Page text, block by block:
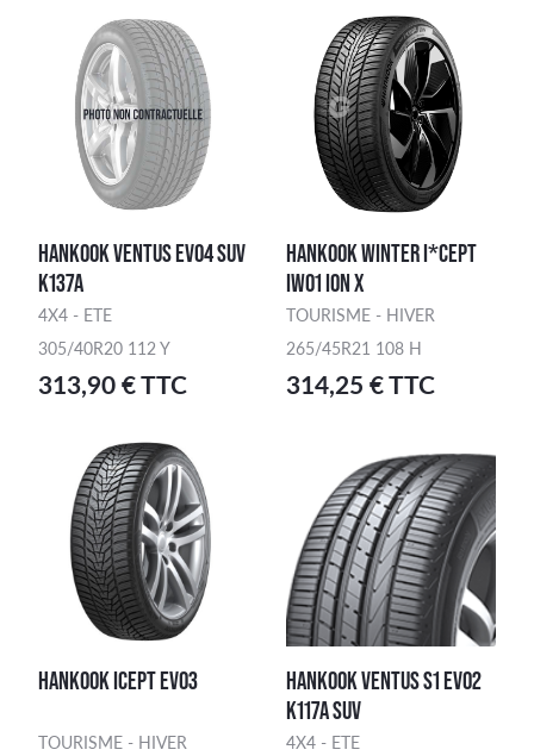
HANKOOK VENTUS EVO4 SUV
K137A
4X4 - ETE
305/40R20 112 Y
313,90 € TTC
HANKOOK WINTER I*CEPT
IW01 ION X
TOURISME - HIVER
265/45R21 108 H
314,25 € TTC
HANKOOK ICEPT EVO3
TOURISME - HIVER
HANKOOK VENTUS S1 EVO2
K117A SUV
4X4 - ETE